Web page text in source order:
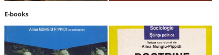
E-books